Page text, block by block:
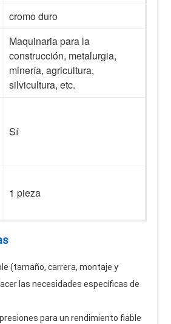
cromo duro
Maquinaria para la
construcción, metalurgia,
minería, agricultura,
silvicultura, etc.
Sí
1 pieza
(tamaño, carrera, montaje y
las necesidades específicas de
para un rendimiento fiable